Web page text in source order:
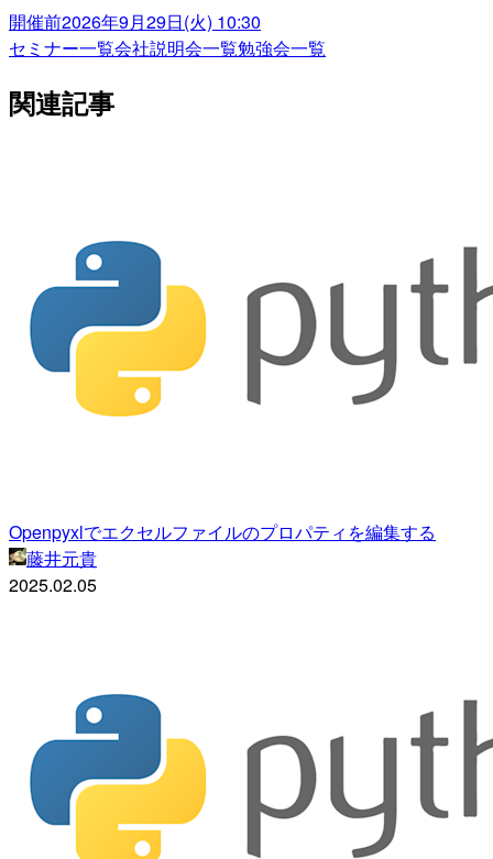
開催前2026年9月29日(火) 10:30
セミナー一覧会社説明会一覧勉強会一覧
関連記事
Openpyxlでエクセルファイルのプロパティを編集する
藤井元貴
2025.02.05